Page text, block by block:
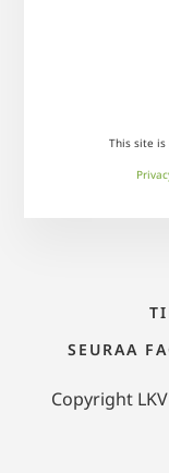
This site is
SEURAA
Copyright